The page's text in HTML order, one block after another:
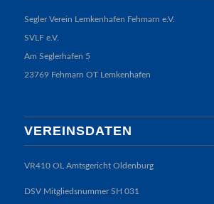
Segler Verein Lemkenhafen Fehmarn e.V.
SVLF e.V.
Am Seglerhafen 5
23769 Fehmarn OT Lemkenhafen
VEREINSDATEN
VR410 OL Amtsgericht Oldenburg
DSV Mitgliedsnummer SH 031